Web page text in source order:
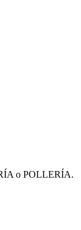
o POLLERÍA.